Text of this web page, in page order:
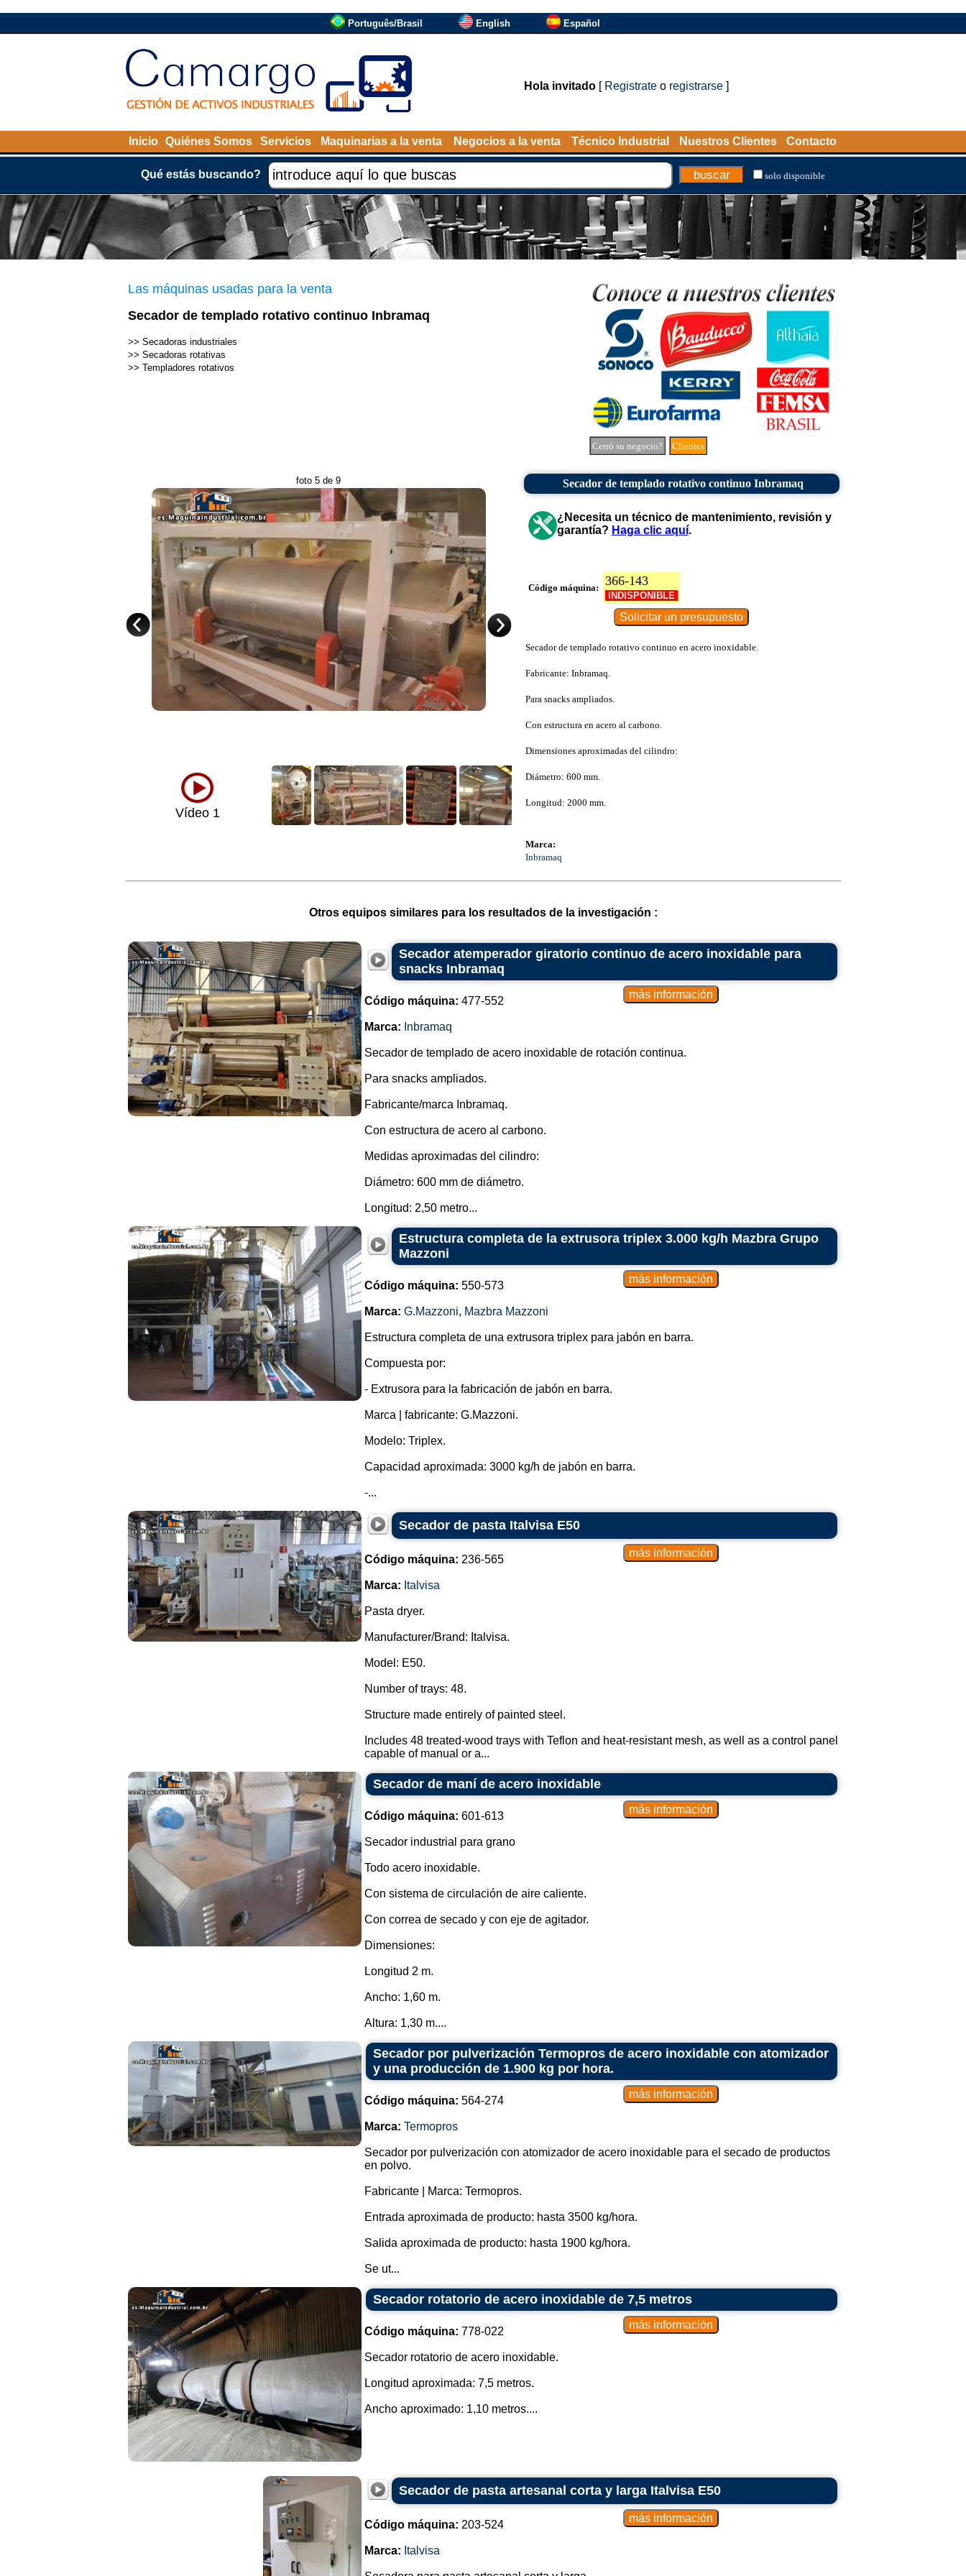
Português/Brasil English Español
Hola invitado[ Registrateo registrarse]
Inicio Quiénes Somos Servicios Maquinarias a la venta Negocios a la venta Técnico Industrial Nuestros Clientes Contacto
Qué estás buscando? solo disponible
Las máquinas usadas para la venta
Secador de templado rotativo continuo Inbramaq
>> Secadoras industriales
>> Secadoras rotativas
>> Templadores rotativos
Cerró su negocio? Clientes
foto 5 de 9
Vídeo 1
Secador de templado rotativo continuo Inbramaq
¿Necesita un técnico de mantenimiento, revisión y
garantía? Haga clic aquí.
Código máquina: 366-143
INDISPONIBLE
Secador de templado rotativo continuo en acero inoxidable.
Fabricante: Inbramaq.
Para snacks ampliados.
Con estructura en acero al carbono.
Dimensiones aproximadas del cilindro:
Diámetro: 600 mm.
Longitud: 2000 mm.
Marca:
Inbramaq
Otros equipos similares para los resultados de la investigación :
Secador atemperador giratorio continuo de acero inoxidable para
snacks Inbramaq
Código máquina: 477-552
Marca: Inbramaq
Secador de templado de acero inoxidable de rotación continua.
Para snacks ampliados.
Fabricante/marca Inbramaq.
Con estructura de acero al carbono.
Medidas aproximadas del cilindro:
Diámetro: 600 mm de diámetro.
Longitud: 2,50 metro...
Estructura completa de la extrusora triplex 3.000 kg/h Mazbra Grupo
Mazzoni
Código máquina: 550-573
Marca: G.Mazzoni, Mazbra Mazzoni
Estructura completa de una extrusora triplex para jabón en barra.
Compuesta por:
- Extrusora para la fabricación de jabón en barra.
Marca | fabricante: G.Mazzoni.
Modelo: Triplex.
Capacidad aproximada: 3000 kg/h de jabón en barra.
-...
Secador de pasta Italvisa E50
Código máquina: 236-565
Marca: Italvisa
Pasta dryer.
Manufacturer/Brand: Italvisa.
Model: E50.
Number of trays: 48.
Structure made entirely of painted steel.
Includes 48 treated-wood trays with Teflon and heat-resistant mesh, as well as a control panel
capable of manual or a...
Secador de maní de acero inoxidable
Código máquina: 601-613
Secador industrial para grano
Todo acero inoxidable.
Con sistema de circulación de aire caliente.
Con correa de secado y con eje de agitador.
Dimensiones:
Longitud 2 m.
Ancho: 1,60 m.
Altura: 1,30 m....
Secador por pulverización Termopros de acero inoxidable con atomizador
y una producción de 1.900 kg por hora.
Código máquina: 564-274
Marca: Termopros
Secador por pulverización con atomizador de acero inoxidable para el secado de productos
en polvo.
Fabricante | Marca: Termopros.
Entrada aproximada de producto: hasta 3500 kg/hora.
Salida aproximada de producto: hasta 1900 kg/hora.
Se ut...
Secador rotatorio de acero inoxidable de 7,5 metros
Código máquina: 778-022
Secador rotatorio de acero inoxidable.
Longitud aproximada: 7,5 metros.
Ancho aproximado: 1,10 metros....
Secador de pasta artesanal corta y larga Italvisa E50
Código máquina: 203-524
Marca: Italvisa